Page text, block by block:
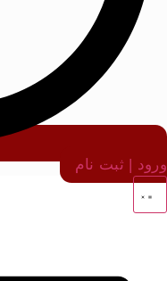
ورود | ثبت نام